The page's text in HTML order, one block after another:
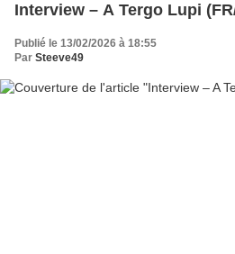
Interview – A Tergo Lupi
Publié le 13/02/2026 à 18:55
Par Steeve49